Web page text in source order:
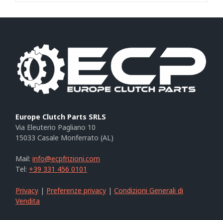
Europe Clutch Parts SRLS
Via Eleuterio Pagliano 10
15033 Casale Monferrato (AL)
Mail:info@ecpfrizioni.com
Tel: +39 331 456 0101
Privacy | Preferenze privacy |Condizioni Generali di
Vendita